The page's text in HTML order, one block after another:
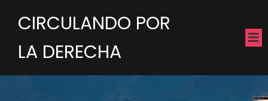
CIRCULANDO POR
LA DERECHA